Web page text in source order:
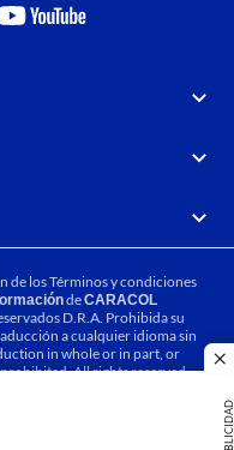
PUBLICIDAD
youtube-
de losTérminos y condiciones
deCARACOL
D.R.A. Prohibida su
a cualquier idioma sin
in whole or in part, or
All rights reserved